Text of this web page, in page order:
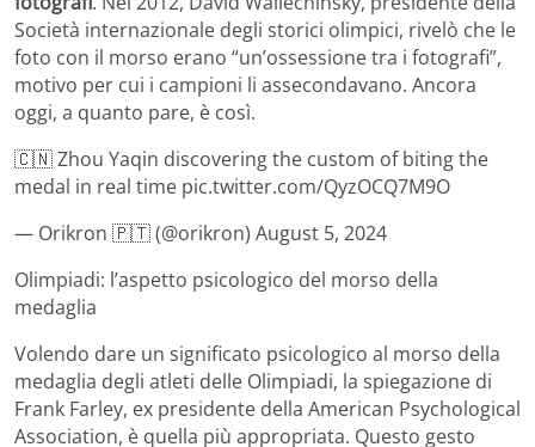
Società internazionale degli storici olimpici, rivelò che le
foto con il morso erano “un’ossessione tra i fotografi”,
motivo per cui i campioni li assecondavano. Ancora
oggi, a quanto pare, è così.
🇨🇳 Zhou Yaqin discovering the custom of biting the
medal in real time pic.twitter.com/QyzOCQ7M9O
— Orikron 🇵🇹 (@orikron) August 5, 2024
Olimpiadi: l’aspetto psicologico del morso della
medaglia
Volendo dare un significato psicologico al morso della
medaglia degli atleti delle Olimpiadi, la spiegazione di
Frank Farley, ex presidente della American Psychological
Association, è quella più appropriata. Questo gesto